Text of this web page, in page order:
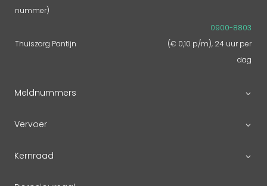
nummer)
Thuiszorg Pantijn
0900-8803
(€ 0,10 p/m), 24 uur per
dag
Meldnummers
Vervoer
Kernraad